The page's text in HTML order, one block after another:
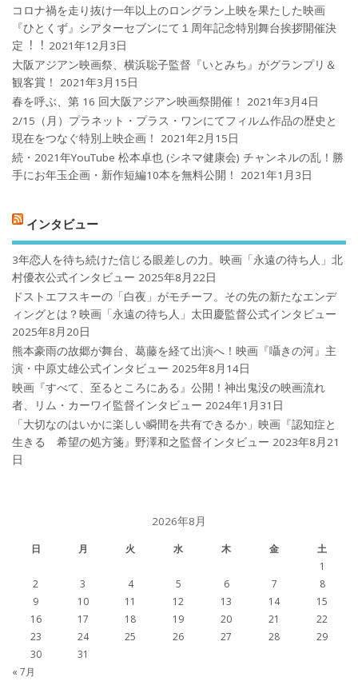
コロナ禍を⾛り抜け⼀年以上のロングラン上映を果たした映画
『ひとくず』シアターセブンにて１周年記念特別舞台挨拶開催決
定︕︕ 2021年12月3日
大阪アジアン映画祭、横浜聡子監督『いとみち』がグランプリ＆
観客賞！
2021年3月15日
春を呼ぶ、第 16 回大阪アジアン映画祭開催！
2021年3月4日
2/15（月）プラネット・プラス・ワンにてフィルム作品の歴史と
現在をつなぐ特別上映企画！
2021年2月15日
続・2021年YouTube 松本卓也 (シネマ健康会) チャンネルの乱！勝
手にお年玉企画・新作短編10本を無料公開！
2021年1月3日
インタビュー
3年恋人を待ち続けた信じる眼差しの力。映画「永遠の待ち人」北
村優衣公式インタビュー 2025年8月22日
ドストエフスキーの「白夜」がモチーフ。その先の新たなエンデ
ィングとは？映画「永遠の待ち人」太田慶監督公式インタビュー
2025年8月20日
熊本豪雨の故郷が舞台、葛藤を経て出演へ！映画『囁きの河』主
演・中原丈雄公式インタビュー 2025年8月14日
映画『すべて、至るところにある』公開！神出鬼没の映画流れ
者、リム・カーワイ監督インタビュー 2024年1月31日
「大切なのはいかに楽しい瞬間を共有できるか」映画『認知症と
生きる 希望の処方箋』野澤和之監督インタビュー 2023年8月21
日
2026年8月
日 月 火 水 木 金
土
1
2
3 4 5 6 7
8
9
10 11 12 13 14
15
16
17 18 19 20 21
22
23
24 25 26 27 28
29
30
31
« 7月